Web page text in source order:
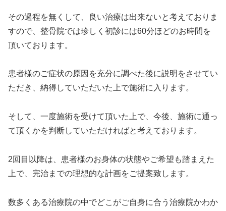
その過程を無くして、良い治療は出来ないと考えておりま
すので、整骨院では珍しく初診には60分ほどのお時間を
頂いております。
患者様のご症状の原因を充分に調べた後に説明をさせてい
ただき、納得していただいた上で施術に入ります。
そして、一度施術を受けて頂いた上で、今後、施術に通っ
て頂くかを判断していただければと考えております。
2回目以降は、患者様のお身体の状態やご希望も踏まえた
上で、完治までの理想的な計画をご提案致します。
数多くある治療院の中でどこがご自身に合う治療院かわか